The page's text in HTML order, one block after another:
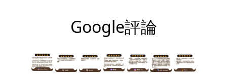
Google評論